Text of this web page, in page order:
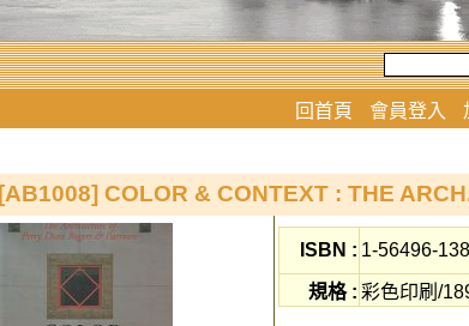
回首頁 會員登入
[AB1008] COLOR & CONTEXT : THE
ISBN : 1-56496-
規格 : 彩色印刷/